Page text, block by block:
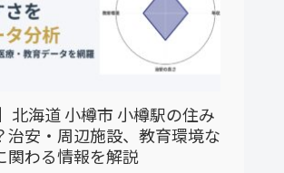
北海道 小樽市 小樽駅の住み
治安・周辺施設、教育環境な
関わる情報を解説